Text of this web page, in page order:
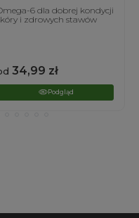
Amarantowe wsparcie
zdrowia wątroby i
od24,99zł
Podgląd